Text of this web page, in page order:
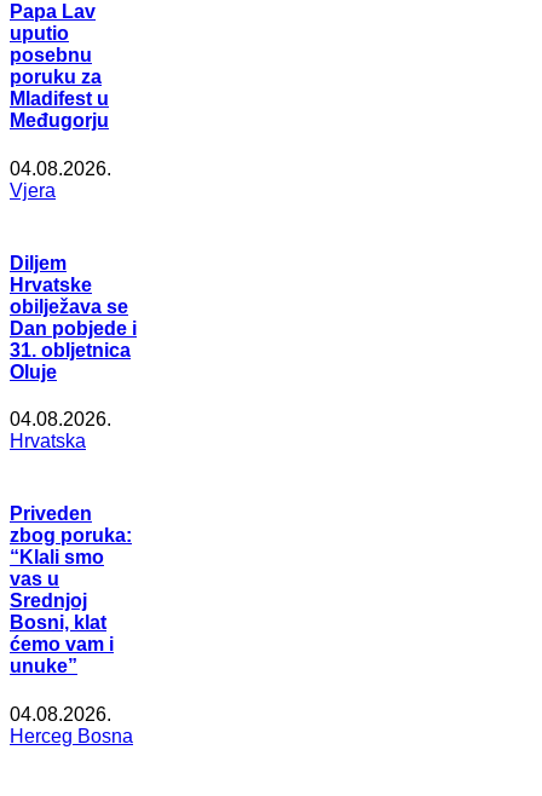
Papa Lav
uputio
posebnu
poruku za
Mladifest u
Međugorju
04.08.2026.
Vjera
Diljem
Hrvatske
obilježava se
Dan pobjede i
31. obljetnica
Oluje
04.08.2026.
Hrvatska
Priveden
zbog poruka:
“Klali smo
vas u
Srednjoj
Bosni, klat
ćemo vam i
unuke”
04.08.2026.
Herceg Bosna